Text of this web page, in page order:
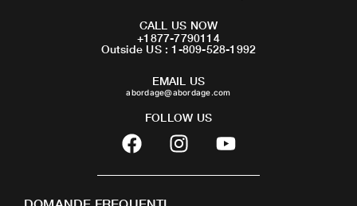
CALL US NOW
+1877-7790114
Outside US : 1-809-528-1992
EMAIL US
abordage@abordage.com
FOLLOW US
F
a
c
I
n
s
Y
o
u